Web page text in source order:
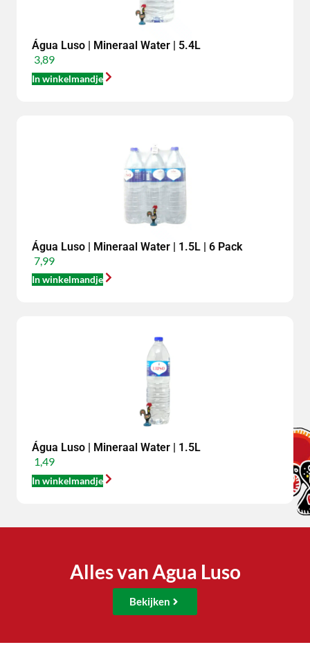
Água Luso | Mineraal Water | 5.4L
3,89
In winkelmandje
Água Luso | Mineraal Water | 1.5L | 6 Pack
7,99
In winkelmandje
Água Luso | Mineraal Water | 1.5L
1,49
In winkelmandje
Alles van Agua Luso
Bekijken